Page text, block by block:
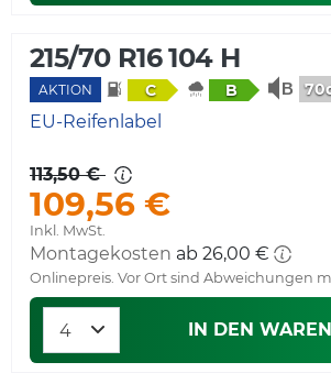
215/70 R16 104 H
AKTION C B
EU-Reifenlabel
113,50 €
109,56 €
Inkl. MwSt.
Montagekosten ab 26,00 €
Onlinepreis. Vor Ort sind Abweichungen
IN DEN